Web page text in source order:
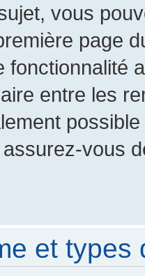
vous
page
fonctionnalité
entre les
vous
et types